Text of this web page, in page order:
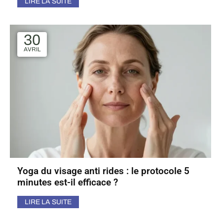
30
AVRIL
Yoga du visage anti rides : le protocole 5
minutes est-il efficace ?
LIRE LA SUITE